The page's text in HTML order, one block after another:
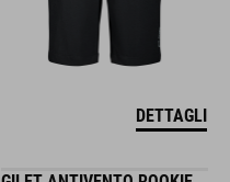
DETTAGLI